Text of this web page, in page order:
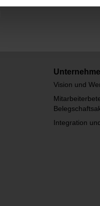
Vision und
Integration